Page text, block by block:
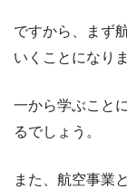
ですから、まず
いくことになりま
一から学ぶこと
るでしょう。
また、航空事業